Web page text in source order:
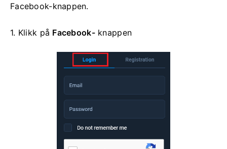
Facebook-knappen.
1. Klikk på Facebook-knappen